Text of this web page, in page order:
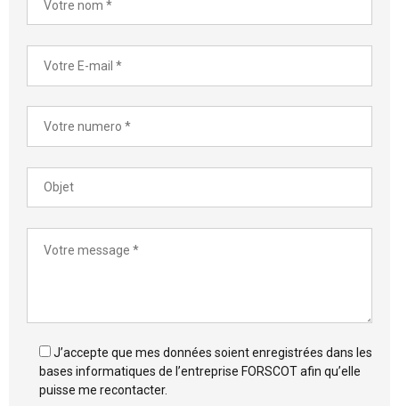
J’accepte que mes données soient enregistrées dans les
bases informatiques de l’entreprise FORSCOT afin qu’elle
puisse me recontacter.